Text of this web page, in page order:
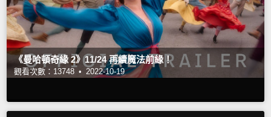
《曼哈頓奇緣 2》11/24 再續魔法前緣！
觀看次數：13748 • 2022-10-19